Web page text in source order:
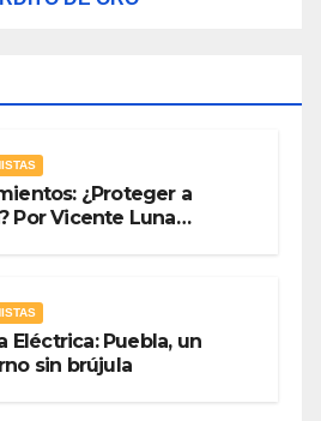
¿Proteger a
Por Vicente Luna
Eléctrica: Puebla, un
sin brújula